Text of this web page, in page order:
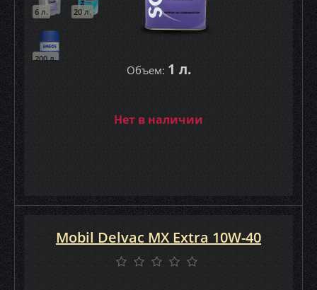
6 л. 20 л.
200 л.
Объем: 1 л.
Нет в наличии
Mobil Delvac MX Extra 10W-40